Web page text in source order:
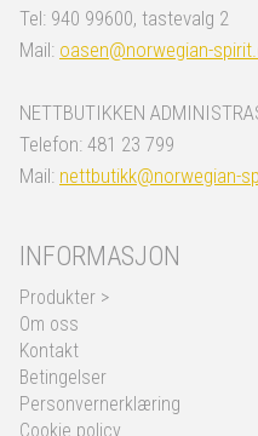
Tel: 940 99600, tastevalg 2
Mail: oasen@norwegian-
NETTBUTIKKEN
Telefon: 481 23 799
Mail: nettbutikk@norwegian-
INFORMASJON
Produkter >
Om oss
Kontakt
Betingelser
Personvernerklæring
Cookie policy